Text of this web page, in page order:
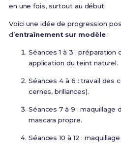
en une fois, surtout au début.
Voici une idée de progression
d’entraînement sur modèle:
Séances 1 à 3 : préparation
application du teint naturel.
Séances 4 à 6 : travail des
cernes, brillances).
Séances 7 à 9 : maquillage
mascara propre.
Séances 10 à 12 :